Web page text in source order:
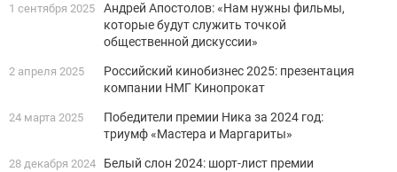
1 сентября 2025
Андрей Апостолов: «Нам нужны фильмы,
которые будут служить точкой
общественной дискуссии»
2 апреля 2025
Российский кинобизнес 2025: презентация
компании НМГ Кинопрокат
24 марта 2025
Победители премии Ника за 2024 год:
триумф «Мастера и Маргариты»
28 декабря 2024 Белый слон 2024: шорт-лист премии